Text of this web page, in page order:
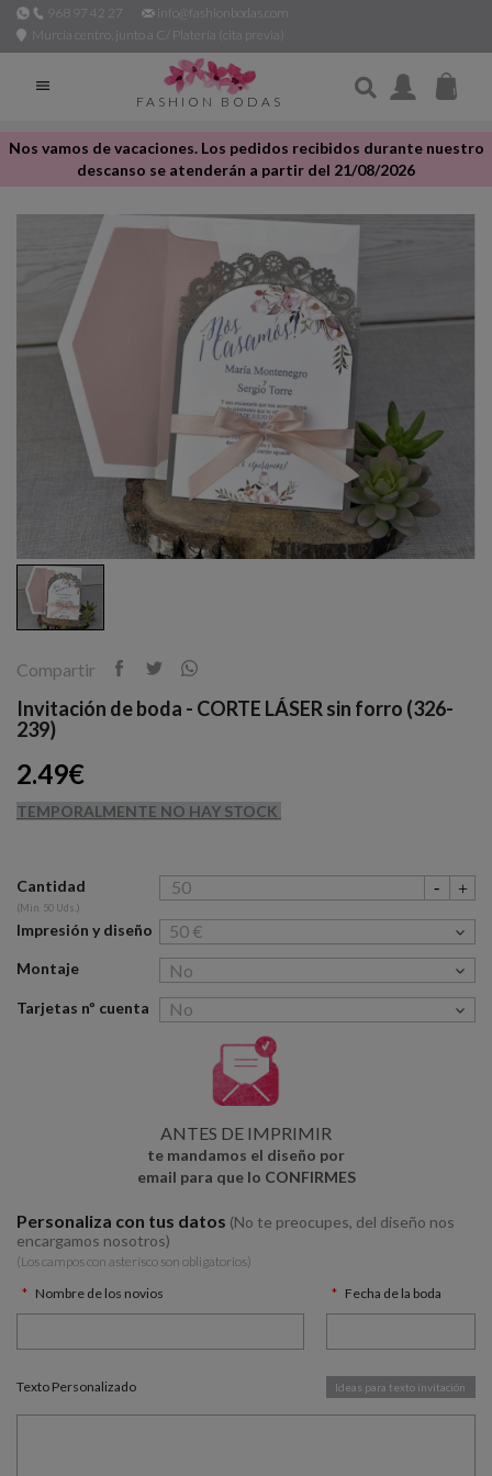
968 97 42 27
info@fashionbodas.com
Murcia centro, junto a C/ Platería (cita previa)

FASHION BODAS
Nos vamos de vacaciones. Los pedidos recibidos durante nuestro
descanso se atenderán a partir del 21/08/2026
Compartir
Invitación de boda - CORTE LÁSER sin forro (326-
239)
2.49€
TEMPORALMENTE NO HAY STOCK
Cantidad
(Min. 50 Uds.)
Impresión y diseño
Montaje
Tarjetas nº cuenta
ANTES DE IMPRIMIR
te mandamos el diseño por
email para que lo CONFIRMES
Personaliza con tus datos (No te preocupes, del diseño nos
encargamos nosotros)
(Los campos con asterísco son obligatorios)
Nombre de los novios
Fecha de la boda
Texto Personalizado Ideas para texto invitación